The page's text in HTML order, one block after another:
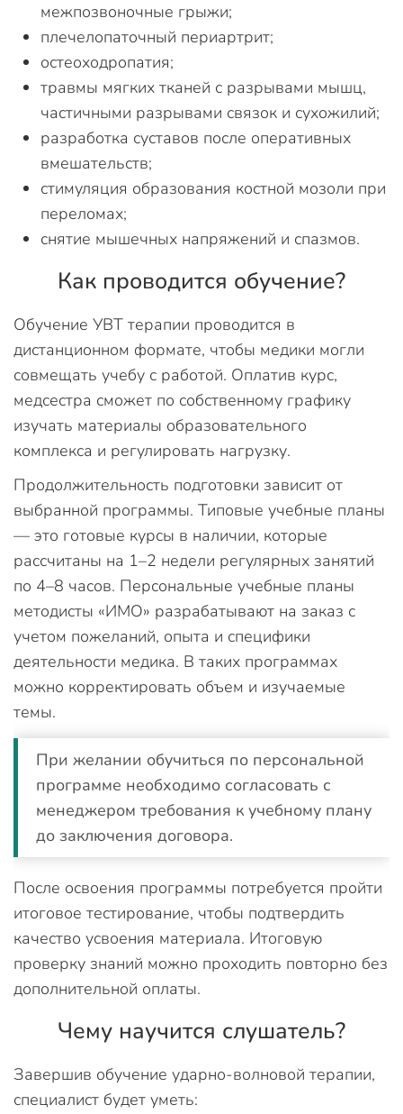
межпозвоночные грыжи;
плечелопаточный периартрит;
остеоходропатия;
травмы мягких тканей с разрывами мышц,
частичными разрывами связок и сухожилий;
разработка суставов после оперативных
вмешательств;
стимуляция образования костной мозоли при
переломах;
снятие мышечных напряжений и спазмов.
Как проводится обучение?
Обучение УВТ терапии проводится в
дистанционном формате, чтобы медики могли
совмещать учебу с работой. Оплатив курс,
медсестра сможет по собственному графику
изучать материалы образовательного
комплекса и регулировать нагрузку.
Продолжительность подготовки зависит от
выбранной программы. Типовые учебные планы
— это готовые курсы в наличии, которые
рассчитаны на 1–2 недели регулярных занятий
по 4–8 часов. Персональные учебные планы
методисты «ИМО» разрабатывают на заказ с
учетом пожеланий, опыта и специфики
деятельности медика. В таких программах
можно корректировать объем и изучаемые
темы.
При желании обучиться по персональной
программе необходимо согласовать с
менеджером требования к учебному плану
до заключения договора.
После освоения программы потребуется пройти
итоговое тестирование, чтобы подтвердить
качество усвоения материала. Итоговую
проверку знаний можно проходить повторно без
дополнительной оплаты.
Чему научится слушатель?
Завершив обучение ударно-волновой терапии,
специалист будет уметь: